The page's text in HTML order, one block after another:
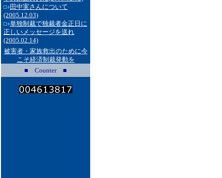
田中実さんについて
(2005.12.03)
単独制裁で独裁者金正日に
正しいメッセージを送れ
(2005.02.14)
被害者・家族救出のために今
こそ経済制裁発動を
■ Counter ■